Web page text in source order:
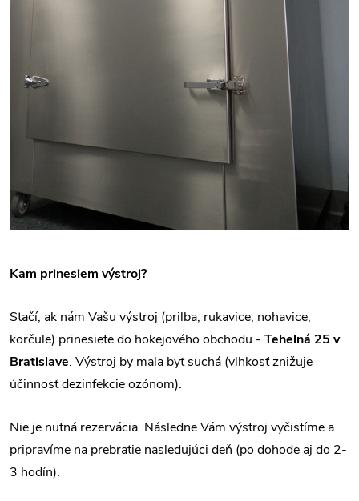
Kam prinesiem výstroj?
Stačí, ak nám Vašu výstroj (prilba, rukavice, nohavice,
korčule) prinesiete do hokejového obchodu - Tehelná 25 v
Bratislave. Výstroj by mala byť suchá (vlhkosť znižuje
účinnosť dezinfekcie ozónom).
Nie je nutná rezervácia. Následne Vám výstroj vyčistíme a
pripravíme na prebratie nasledujúci deň (po dohode aj do 2-
3 hodín).